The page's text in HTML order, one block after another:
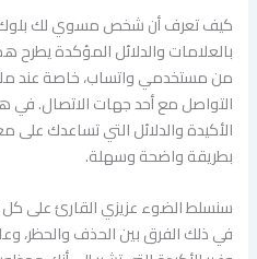
كيف تعرف أن شخص مسوي لك بلوك
بالعلامات والدلائل المؤكدة يطرح
من مستخدمي واتساب، خاصة عند
التواصل مع أحد جهات الاتصال. في
الأكيدة والدلائل التي تساعدك على
بطريقة واضحة وسهلة.
سنسلط الضوء عزيزي القارئ على كل
في ذلك الفرق بين الحذف والحظر،